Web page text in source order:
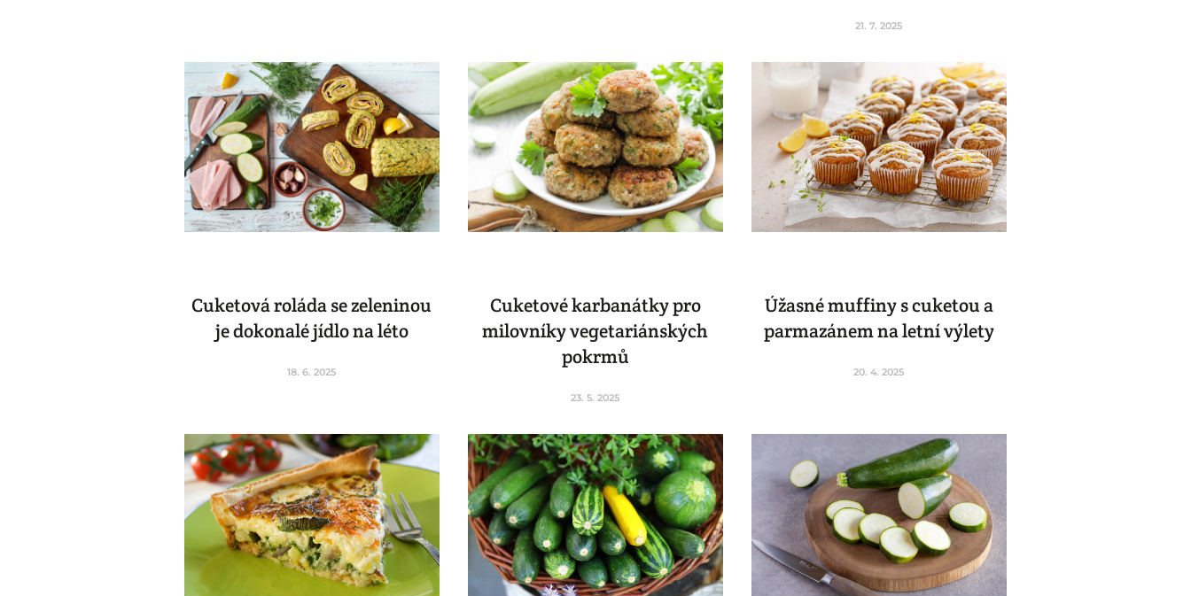
21. 7. 2025
Cuketová roláda se zeleninou
je dokonalé jídlo na léto
18. 6. 2025
Cuketové karbanátky pro
milovníky vegetariánských
pokrmů
23. 5. 2025
Úžasné muffiny s cuketou a
parmazánem na letní výlety
20. 4. 2025